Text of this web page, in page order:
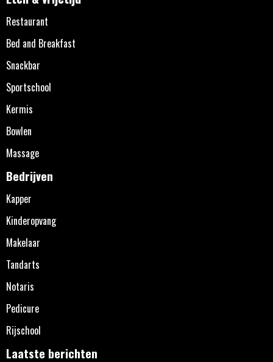
Restaurant
Bed and Breakfast
Snackbar
Sportschool
Kermis
Bowlen
Massage
Bedrijven
Kapper
Kinderopvang
Makelaar
Tandarts
Notaris
Pedicure
Rijschool
Laatste berichten